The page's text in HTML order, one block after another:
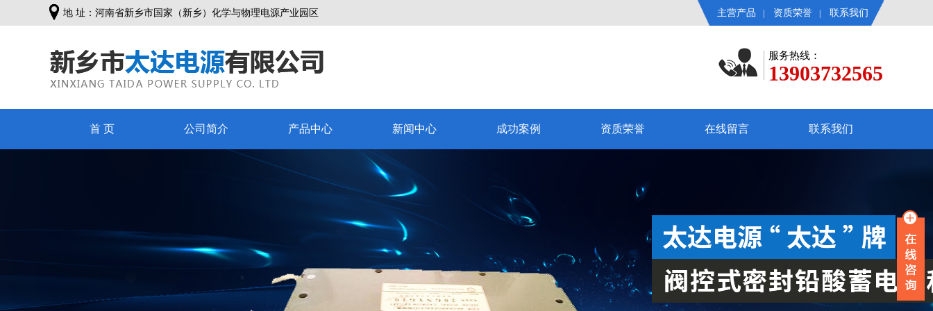
地 址：河南省新乡市国家（新乡）化学与物理电源产业园区 主营产品 资质荣誉 联系我们
服务热线：
13903732565
首 页 公司简介 产品中心 新闻中心 成功案例 资质荣誉 在线留言 联系我们